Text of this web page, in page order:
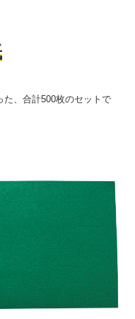
た、合計500枚のセットで